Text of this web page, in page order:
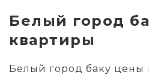
Белый город
квартиры
Белый город баку цены